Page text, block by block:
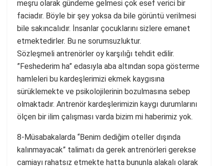
meşru olarak gündeme gelmesi çok esef verici bir
faciadır. Böyle bir şey yoksa da bile görüntü verilmesi
bile sakıncalıdır. İnsanlar çocuklarını sizlere emanet
etmektedirler. Bu ne sorumsuzluktur.
Sözleşmeli antrenörler oy karşılığı tehdit edilir.
”Feshederim ha” edasıyla aba altından sopa gösterme
hamleleri bu kardeşlerimizi ekmek kaygısına
sürüklemekte ve psikolojilerinin bozulmasına sebep
olmaktadır. Antrenör kardeşlerimizin kaygı durumlarını
ölçen bir ilim çalışması varda bizim mi haberimiz yok.
8-Müsabakalarda “Benim dediğim oteller dışında
kalınmayacak” talimatı da gerek antrenörleri gerekse
camiayı rahatsız etmekte hatta bununla alakalı olarak